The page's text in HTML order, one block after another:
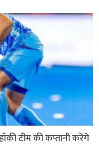
टीम की कप्तानी करेंगे